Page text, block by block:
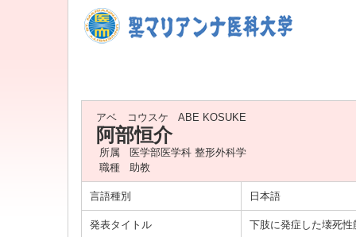
アベ コウスケ ABE KOSUKE
阿部恒介
所属
医学部医学科 整形外科学
職種
助教
言語種別 日本語
発表タイトル 下肢に発症した壊死性